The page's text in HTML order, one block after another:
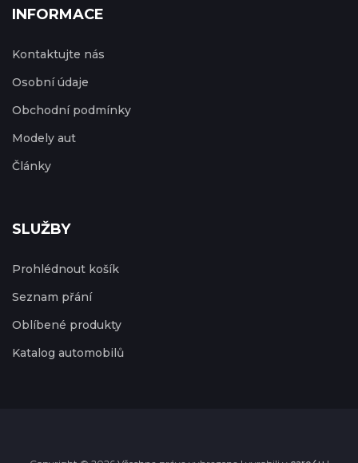
INFORMACE
Kontaktujte nás
Osobní údaje
Obchodní podmínky
Modely aut
Články
SLUŽBY
Prohlédnout košík
Seznam přání
Oblíbené produkty
Katalog automobilů